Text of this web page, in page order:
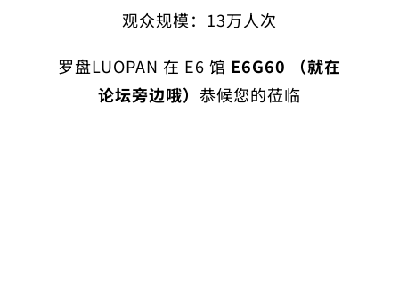
观众规模：13万人次
罗盘LUOPAN 在 E6 馆 E6G60 （就在
论坛旁边哦） 恭候您的莅临